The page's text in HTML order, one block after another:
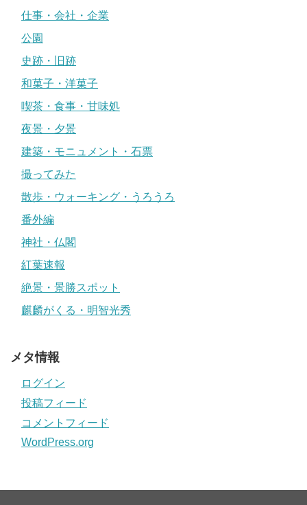
仕事・会社・企業
公園
史跡・旧跡
和菓子・洋菓子
喫茶・食事・甘味処
夜景・夕景
建築・モニュメント・石票
撮ってみた
散歩・ウォーキング・うろうろ
番外編
神社・仏閣
紅葉速報
絶景・景勝スポット
麒麟がくる・明智光秀
メタ情報
ログイン
投稿フィード
コメントフィード
WordPress.org